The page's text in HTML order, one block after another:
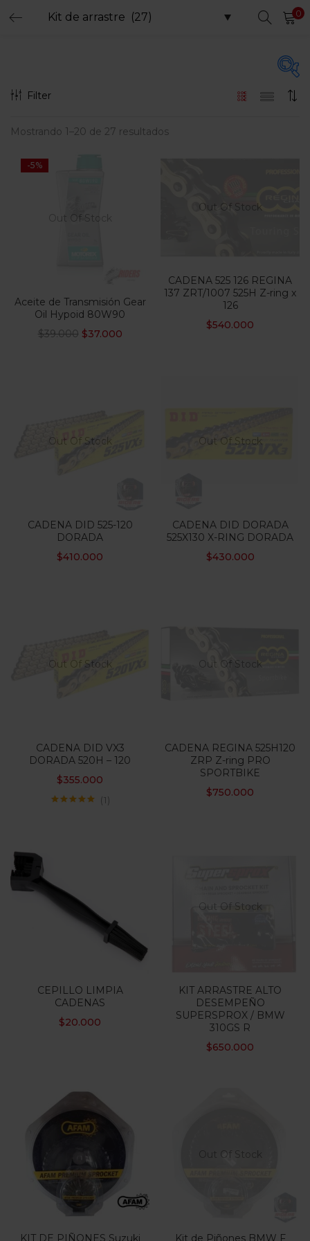
0
Precio:
Etiquetas
Filter
Mostrando 1–20 de 27 resultados
-5%
Out Of Stock
Aceite de Transmisión Gear
Oil Hypoid 80W90
$39.000 $37.000
Out Of Stock
CADENA 525 126 REGINA
137 ZRT/1007 525H Z-ring x
126
$540.000
Out Of Stock
CADENA DID 525-120
DORADA
$410.000
Out Of Stock
CADENA DID DORADA
525X130 X-RING DORADA
$430.000
Out Of Stock
CADENA DID VX3
DORADA 520H – 120
$355.000
1
Out Of Stock
CADENA REGINA 525H120
ZRP Z-ring PRO
SPORTBIKE
$750.000
CEPILLO LIMPIA
CADENAS
$20.000
Out Of Stock
KIT ARRASTRE ALTO
DESEMPEÑO
SUPERSPROX / BMW
310GS R
$650.000
KIT DE PIÑONES Suzuki
Out Of Stock
Kit de Piñones BMW F
LOGIN REGISTER
Remember me